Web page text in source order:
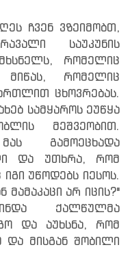
ჩვენ ვზეიმობთ,
საუკუნის
რომელიც
რომელიც
ცხოვრებას.
სამყაროს ეუწყა
მეშვეობით.
გამოეცხადა
და უთხრა, რომ
უწოდებს იესოს.
მამაკაცი არ იცის?"
ქალწულმა
და აუხსნა, რომ
და მისგან შობილი